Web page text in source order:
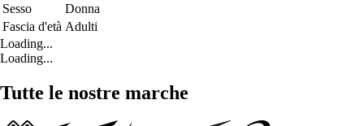
Sesso
Donna
Fascia d'età Adulti
Loading...
Loading...
Tutte le nostre marche